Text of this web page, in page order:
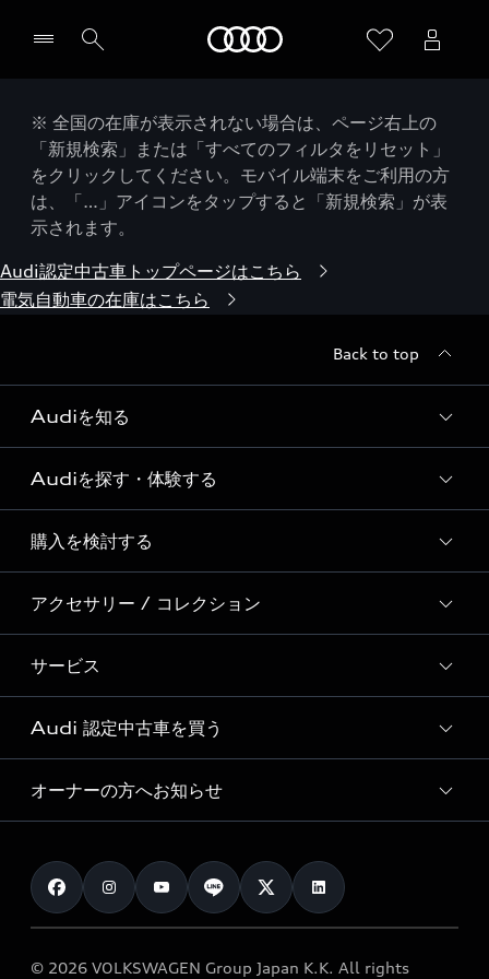
※ 全国の在庫が表示されない場合は、ページ右上の
「新規検索」または「すべてのフィルタをリセット」
をクリックしてください。モバイル端末をご利用の方
は、「…」アイコンをタップすると「新規検索」が表
示されます。
Audi認定中古車トップページはこちら
電気自動車の在庫はこちら
Back to top
Audiを知る
Audi ブランド
Story of Progress
Audi Sport
Formula 1®
デジタルサービス
Audiを探す・体験する
ディーラー検索
新車在庫検索
試乗車・展示車検索
見積り依頼
試乗予約
購入を検討する
モデル一覧
特別仕様モデル / 限定モデル
e-tronラインアップ
価格シミュレーション
車両比較
カタログ一覧
アクセサリー / コレクション
純正アクセサリー
オンラインショップ
Audi collection
アウディナビアプリ
サービス
サービス入庫予約
サービスプログラム
メンテナンス
車検 / 定期点検
e-tronアフターサポート
Audi 認定中古車を買う
Audi認定中古車
クオリティ
保証
メンテナンス
オーナーの方へお知らせ
お知らせ
オーナー様向けキャンペーン
© 2026 VOLKSWAGEN Group Japan K.K. All rights